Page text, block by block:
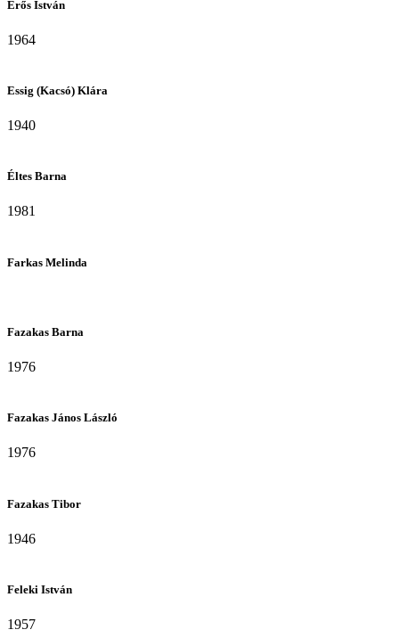
Erős István
1964
Essig (Kacsó) Klára
1940
Éltes Barna
1981
Farkas Melinda
Fazakas Barna
1976
Fazakas János László
1976
Fazakas Tibor
1946
Feleki István
1957